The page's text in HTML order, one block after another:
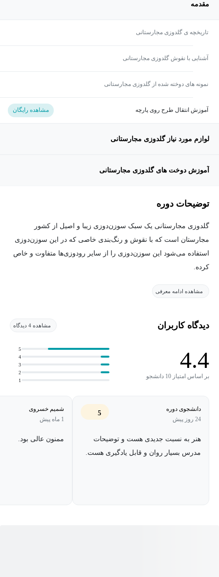
مقدمه
تاریخچه ی گلدوزی مجارستانی
آشنایی با نقوش گلدوزی مجارستانی
نمونه های دوخته شده از گلدوزی مجارستانی
آموزش انتقال طرح روی پارچه مشاهده رایگان
لوازم مورد نیاز گلدوزی مجارستانی
آموزش دوخت های گلدوزی مجارستانی
توضیحات دوره
گلدوزی مجارستانی یک سبک سوزن‌دوزی زیبا و اصیل از کشور
مجارستان است که با نقوش و رنگ‌بندی خاصی که در این سوزن‌دوزی
استفاده می‌شود این سوزن‌دوزی را از سایر رودوزی‌ها متفاوت و خاص
کرده.
آموزش‌های این گلدوزی جذاب از پایه و بدون پیش‌نیاز است.
در کمترین زمان ممکن به این هنر زیبا مسلط می‌شود و می‌تواند
مشاهده ادامه معرفی
دیدگاه کاربران مشاهده 4 دیدگاه
4.4
بر اساس امتیاز 10 دانشجو
1
2
3
4
5
دانشجوی دوره
24 روز پیش
5
هنر به نسبت جدیدی هست و توضیحات
مدرس بسیار روان و قابل یادگیری هست.
شمیم خسروی
1 ماه پیش
ممنون عالی بود.